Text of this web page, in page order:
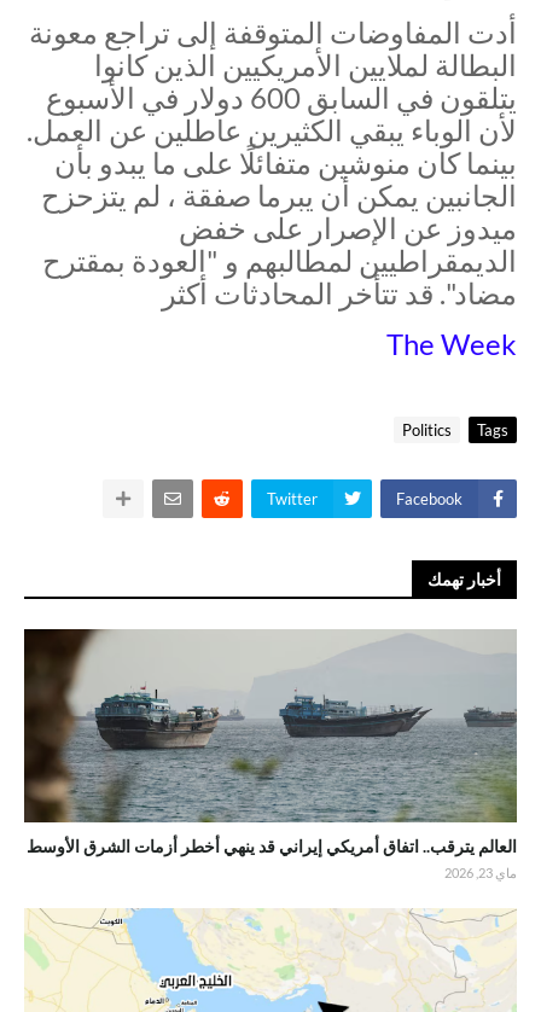
أدت المفاوضات المتوقفة إلى تراجع معونة
البطالة لملايين الأمريكيين الذين كانوا
يتلقون في السابق 600 دولار في الأسبوع
لأن الوباء يبقي الكثيرين عاطلين عن العمل.
بينما كان منوشين متفائلًا على ما يبدو بأن
الجانبين يمكن أن يبرما صفقة ، لم يتزحزح
ميدوز عن الإصرار على خفض
الديمقراطيين لمطالبهم و "العودة بمقترح
مضاد". قد تتأخر المحادثات أكثر
The Week
Tags
Politics
Facebook
Twitter
أخبار تهمك
العالم يترقب.. اتفاق أمريكي إيراني قد ينهي أخطر أزمات الشرق الأوسط
ماي 23, 2026